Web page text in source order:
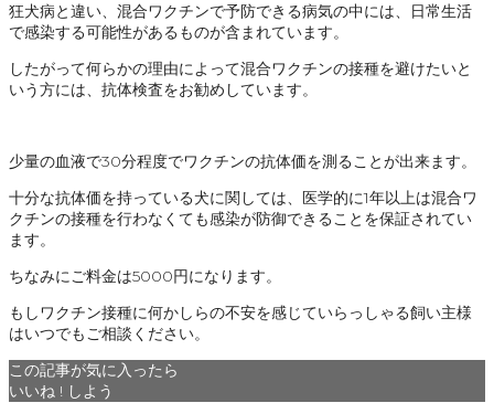
狂犬病と違い、混合ワクチンで予防できる病気の中には、日常生活
で感染する可能性があるものが含まれています。
したがって何らかの理由によって混合ワクチンの接種を避けたいと
いう方には、抗体検査をお勧めしています。
少量の血液で30分程度でワクチンの抗体価を測ることが出来ます。
十分な抗体価を持っている犬に関しては、医学的に1年以上は混合ワ
クチンの接種を行わなくても感染が防御できることを保証されてい
ます。
ちなみにご料金は5000円になります。
もしワクチン接種に何かしらの不安を感じていらっしゃる飼い主様
はいつでもご相談ください。
この記事が気に入ったら
いいね ! しよう